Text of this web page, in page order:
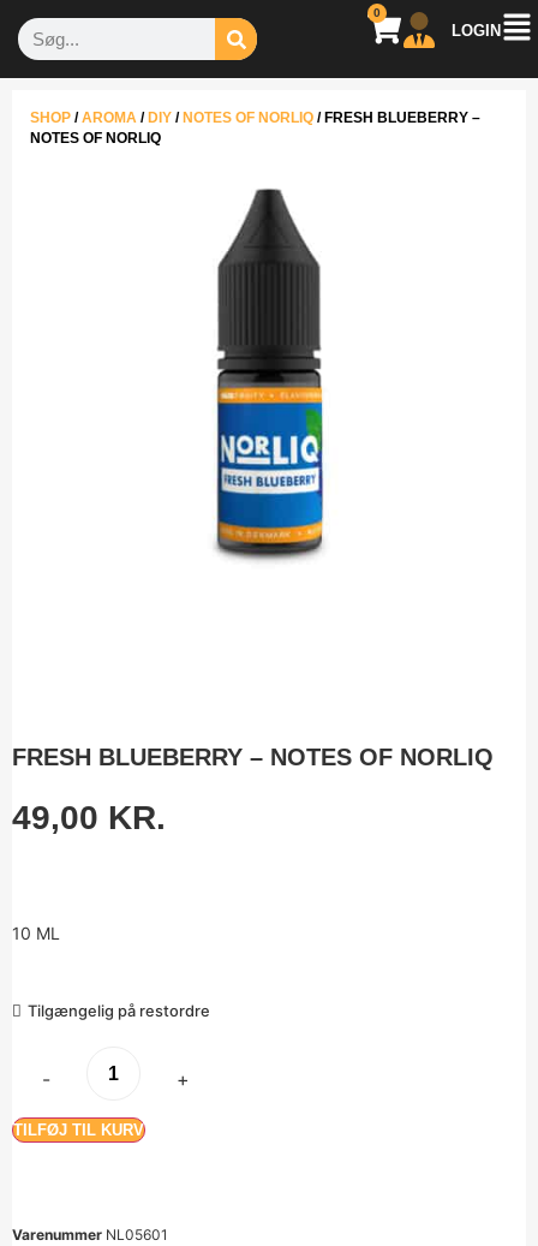
LOGIN
0
SHOP /AROMA / DIY / NOTES OF NORLIQ / FRESH BLUEBERRY –
NOTES OF NORLIQ
FRESH BLUEBERRY – NOTES OF NORLIQ
49,00 KR.
10 ML
Tilgængelig på restordre
- +
TILFØJ TIL KURV
Varenummer NL05601